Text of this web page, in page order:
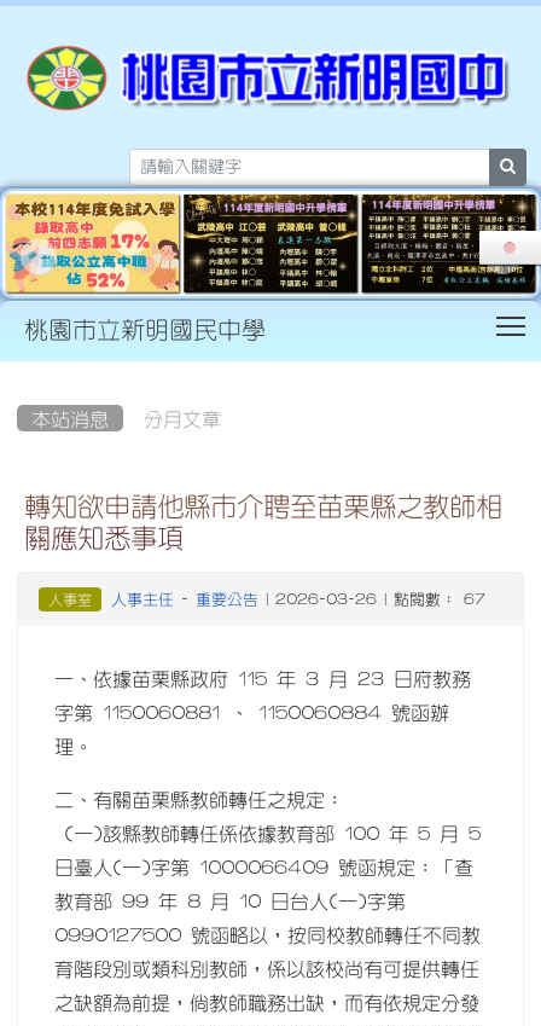
桃園市立新明國民中學
本站消息 分月文章
轉知欲申請他縣市介聘至苗栗縣之教師相
關應知悉事項
人事室 人事主任 - 重要公告 | 2026-03-26 | 點閱數： 67
一、依據苗栗縣政府 115 年 3 月 23 日府教務
字第 1150060881 、 1150060884 號函辦
理。
二、有關苗栗縣教師轉任之規定：
(一)該縣教師轉任係依據教育部 100 年 5 月 5
日臺人(一)字第 1000066409 號函規定：「查
教育部 99 年 8 月 10 日台人(一)字第
0990127500 號函略以，按同校教師轉任不同教
育階段別或類科別教師，係以該校尚有可提供轉任
之缺額為前提，倘教師職務出缺，而有依規定分發